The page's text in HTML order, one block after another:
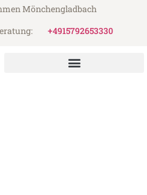
Mönchengladbach
+4915792653330